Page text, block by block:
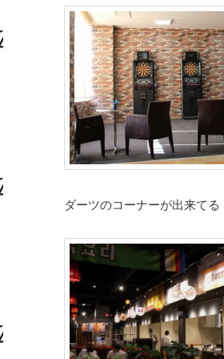
ダーツのコーナーが出来てる